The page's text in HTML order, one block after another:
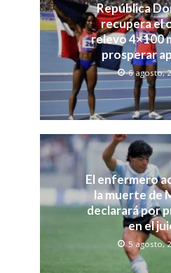
República
recupera el
relevo 4×100
prosperar
6 agosto,
El enfermero
la muerte de
declarará por
en el
5 agosto,